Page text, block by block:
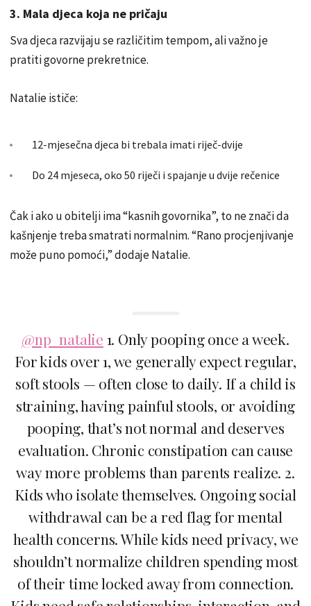
3. Mala djeca koja ne pričaju
Sva djeca razvijaju se različitim tempom, ali važno je
pratiti govorne prekretnice.
Natalie ističe:
12-mjesečna djeca bi trebala imati riječ-dvije
Do 24 mjeseca, oko 50 riječi i spajanje u dvije rečenice
Čak i ako u obitelji ima “kasnih govornika”, to ne znači da
kašnjenje treba smatrati normalnim. “Rano procjenjivanje
može puno pomoći,” dodaje Natalie.
@np_natalie 1. Only pooping once a week.
For kids over 1, we generally expect regular,
soft stools — often close to daily. If a child is
straining, having painful stools, or avoiding
pooping, that’s not normal and deserves
evaluation. Chronic constipation can cause
way more problems than parents realize. 2.
Kids who isolate themselves. Ongoing social
withdrawal can be a red flag for mental
health concerns. While kids need privacy, we
shouldn’t normalize children spending most
of their time locked away from connection.